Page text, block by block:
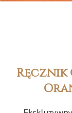
Ręcznik